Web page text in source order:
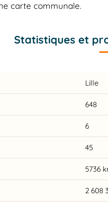
carte communale.
Statistiques et
Lille
648
6
45
5736
2 608